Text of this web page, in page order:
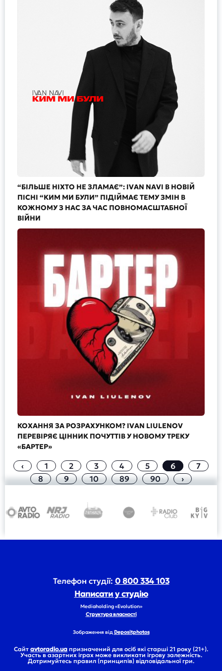
“БІЛЬШЕ НІХТО НЕ ЗЛАМАЄ”: IVAN NAVI В НОВІЙ
ПІСНІ “КИМ МИ БУЛИ” ПІДІЙМАЄ ТЕМУ ЗМІН В
КОЖНОМУ З НАС ЗА ЧАС ПОВНОМАСШТАБНОЇ
ВІЙНИ
КОХАННЯ ЗА РОЗРАХУНКОМ? IVAN LIULENOV
ПЕРЕВІРЯЄ ЦІННИК ПОЧУТТІВ У НОВОМУ ТРЕКУ
«БАРТЕР»
‹ 1 2 3 4 5 6
7
8
9 10 89 90 ›
Телефон студії: 0 800 334 103
Написати у студію
Mediaholding «Evolution»
Структура власності
Зображення відDepositphotos
Сайт avtoradio.ua призначений для осіб які старші 21 року (21+).
Участь в азартних іграх може викликати ігрову залежність.
Дотримуйтесь правил (принципів) відповідальної гри.